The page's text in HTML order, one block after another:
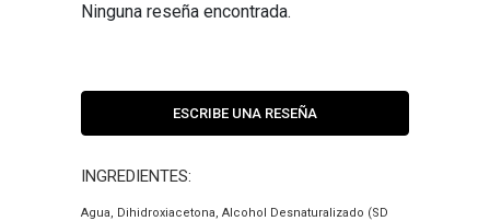
Ninguna reseña encontrada.
ESCRIBE UNA RESEÑA
INGREDIENTES:
Agua, Dihidroxiacetona, Alcohol Desnaturalizado (SD